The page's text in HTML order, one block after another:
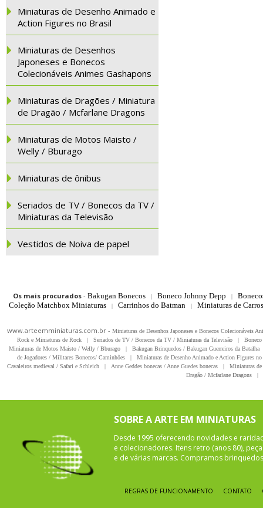
Miniaturas de Desenho Animado e
Action Figures no Brasil
Miniaturas de Desenhos
Japoneses e Bonecos
Colecionáveis Animes Gashapons
Miniaturas de Dragões / Miniatura
de Dragão / Mcfarlane Dragons
Miniaturas de Motos Maisto /
Welly / Bburago
Miniaturas de ônibus
Seriados de TV / Bonecos da TV /
Miniaturas da Televisão
Vestidos de Noiva de papel
Os mais procurados- Bakugan Bonecos | Boneco Johnny Depp |
Coleção Matchbox Miniaturas
| Carrinhos do Batman | Miniaturas de
www.arteemminiaturas.com.br - Miniaturas de Desenhos Japoneses e Bonecos Colecionáveis
Rock e Miniaturas de Rock
| Seriados de TV / Bonecos da TV / Miniaturas da Televisão |
Miniaturas de Motos Maisto / Welly / Bburago
| Bakugan Brinquedos / Bakugan Guerreiros da Batalha
de Jogadores / Militares Bonecos/ Caminhões
|
Miniaturas de Desenho Animado e Action Figures
Cavaleiros medieval / Safari e Schleich
| Anne Geddes bonecas / Anne Guedes bonecas |
Miniaturas
Dragão / Mcfarlane Dragons
|
SOBRE A ARTE EM MINIATURAS
Desde 1995 oferecendo novidades e
e colecionadores. Itens retro (anos 80),
e de várias marcas. Compramos
REGRAS DE FUNCIONAMENTO CONTATO